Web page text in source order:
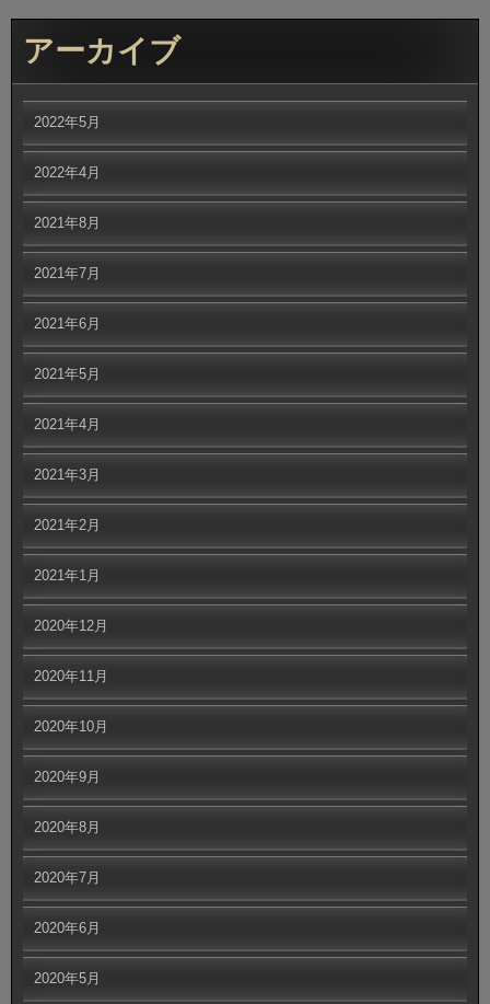
アーカイブ
2022年5月
2022年4月
2021年8月
2021年7月
2021年6月
2021年5月
2021年4月
2021年3月
2021年2月
2021年1月
2020年12月
2020年11月
2020年10月
2020年9月
2020年8月
2020年7月
2020年6月
2020年5月